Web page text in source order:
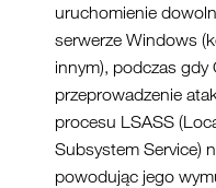
uruchomienie
serwerze Windows
innym), podczas
przeprowadzenie
procesu LSASS
Subsystem Service)
powodując jego